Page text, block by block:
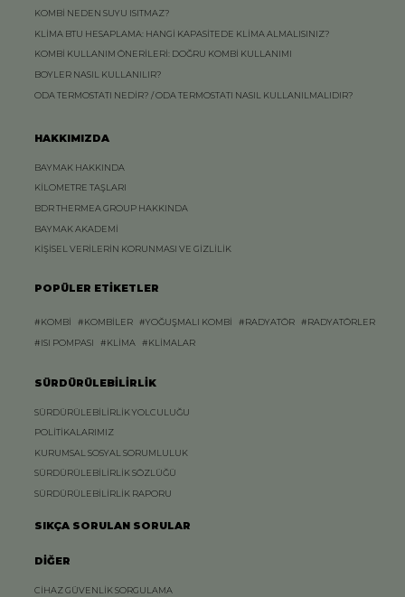
KOMBİ NEDEN SUYU ISITMAZ?
KLİMA BTU HESAPLAMA: HANGİ KAPASİTEDE KLİMA ALMALISINIZ?
KOMBİ KULLANIM ÖNERİLERİ: DOĞRU KOMBİ KULLANIMI
BOYLER NASIL KULLANILIR?
ODA TERMOSTATI NEDİR? / ODA TERMOSTATI NASIL KULLANILMALIDIR?
HAKKIMIZDA
BAYMAK HAKKINDA
KİLOMETRE TAŞLARI
BDR THERMEA GROUP HAKKINDA
BAYMAK AKADEMİ
KİŞİSEL VERİLERİN KORUNMASI VE GİZLİLİK
POPÜLER ETİKETLER
#KOMBİ #KOMBİLER #YOĞUŞMALI KOMBİ #RADYATÖR #RADYATÖRLER
#ISI POMPASI #KLİMA #KLİMALAR
SÜRDÜRÜLEBİLİRLİK
SÜRDÜRÜLEBİLİRLİK YOLCULUĞU
POLİTİKALARIMIZ
KURUMSAL SOSYAL SORUMLULUK
SÜRDÜRÜLEBİLİRLİK SÖZLÜĞÜ
SÜRDÜRÜLEBİLİRLİK RAPORU
SIKÇA SORULAN SORULAR
DİĞER
CİHAZ GÜVENLİK SORGULAMA